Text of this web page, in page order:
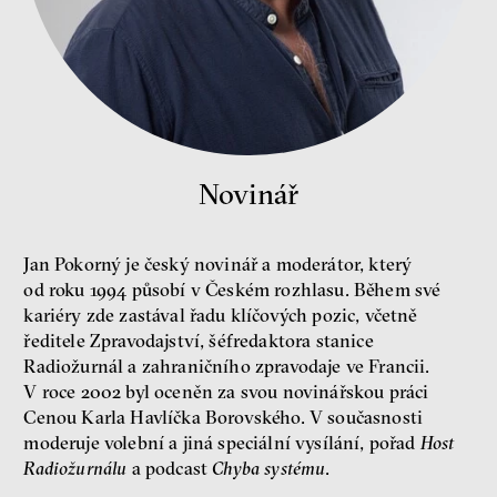
Nehrajeme o to, jaké peníze
budeme mít, ale čí budou, říká
rozhovor
peníze ekonomika
Novinář
Jan Pokorný je český novinář a moderátor, který
od roku 1994 působí v Českém rozhlasu. Během své
kariéry zde zastával řadu klíčových pozic, včetně
ředitele Zpravodajství, šéfredaktora stanice
Radiožurnál a zahraničního zpravodaje ve Francii.
V roce 2002 byl oceněn za svou novinářskou práci
Cenou Karla Havlíčka Borovského. V současnosti
moderuje volební a jiná speciální vysílání, pořad Host
Radiožurnálu a podcastChyba systému.